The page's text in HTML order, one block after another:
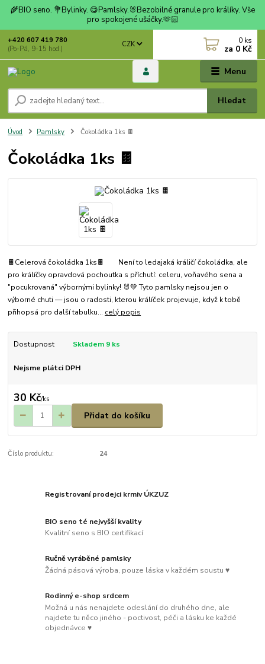
🌾BIO seno. 💐Bylinky. 😋Pamlsky.🐰Bezobilné granule pro králíky. Vše
pro spokojené ušáčky.🫶🏻
Menu
CZK
Hledat
+420 607 419 780
(Po-Pá, 9-15 hod.)
0 ks
za 0 Kč
Úvod Pamlsky Čokoládka 1ks 🍫
Čokoládka 1ks 🍫
🍫Celerová čokoládka 1ks🍫 Není to ledajaká králičí čokoládka, ale
pro králíčky opravdová pochoutka s příchutí: celeru, voňavého sena a
"pocukrovaná" výbornými bylinky! 🐰💚 Tyto pamlsky nejsou jen o
výborné chuti — jsou o radosti, kterou králíček projevuje, když k tobě
přihopsá pro další tabulku... celý popis
Dostupnost Skladem 9 ks
Nejsme plátci DPH
30 Kč/ks
Přidat do košíku
Číslo produktu: 24
Registrovaní prodejci krmiv ÚKZUZ
BIO seno té nejvyšší kvality
Kvalitní seno s BIO certifikací
Ručně vyráběné pamlsky
Žádná pásová výroba, pouze láska v každém soustu ♥
Rodinný e-shop srdcem
Možná u nás nenajdete odeslání do druhého dne, ale
najdete tu něco jiného - poctivost, péči a lásku ke každé
objednávce ♥